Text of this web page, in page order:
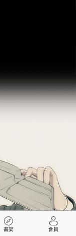
書架 會員